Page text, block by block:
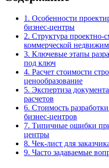
1. Особенности
бизнес-центры
2. Структура проектно-
коммерческой
3. Ключевые этапы
под ключ
4. Расчет стоимости
ценообразование
5. Экспертиза
расчетов
6. Стоимость
бизнес-центров
7. Типичные ошибки
центры
8. Чек-лист для
9. Часто задаваемые